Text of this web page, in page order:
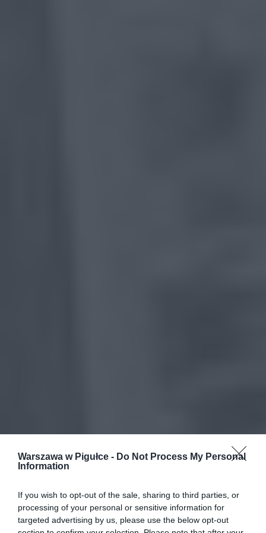
Warszawa w Pigułce - Do Not Process My Personal
Information
If you wish to opt-out of the sale, sharing to third parties, or
processing of your personal or sensitive information for
targeted advertising by us, please use the below opt-out